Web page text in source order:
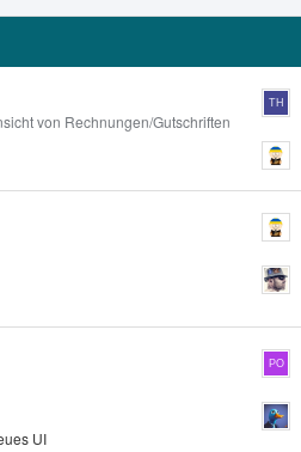
r
g
e
e
e
i
t
r
ä
g
e
von Rechnungen/Gutschriften
L
e
t
z
t
e
B
e
i
t
r
ä
g
e
L
e
t
z
t
e
B
e
i
L
e
t
z
UI